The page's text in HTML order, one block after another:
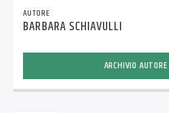
AUTORE
BARBARA SCHIAVULLI
ARCHIVIO AUTORE